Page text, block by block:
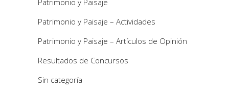
Patrimonio y Paisaje – Actividades
Patrimonio y Paisaje – Artículos de Opinión
Resultados de Concursos
Sin categoría